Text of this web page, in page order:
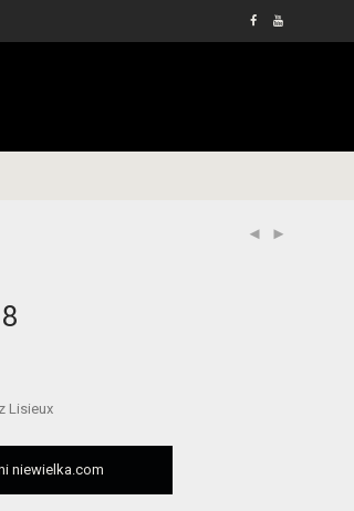
Lisieux
niewielka.com